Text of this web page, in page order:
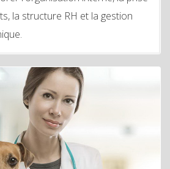
la structure RH et la gestion